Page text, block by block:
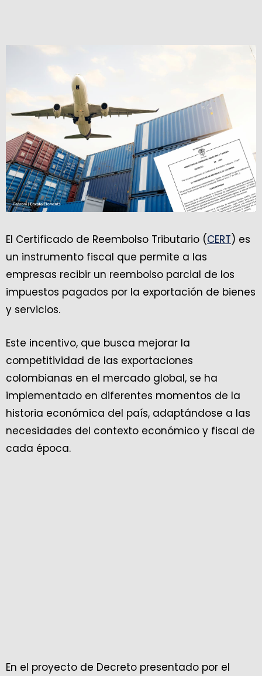
El Certificado de Reembolso Tributario (CERT) es
un instrumento fiscal que permite a las
empresas recibir un reembolso parcial de los
impuestos pagados por la exportación de bienes
y servicios.
Este incentivo, que busca mejorar la
competitividad de las exportaciones
colombianas en el mercado global, se ha
implementado en diferentes momentos de la
historia económica del país, adaptándose a las
necesidades del contexto económico y fiscal de
cada época.
En el proyecto de Decreto presentado por el